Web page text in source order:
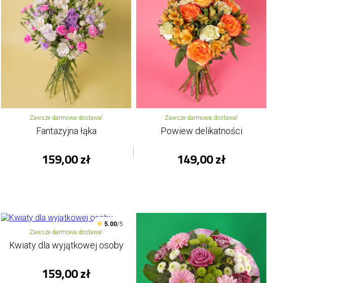
Zawsze darmowa dostawa!
Fantazyjna łąka
159,00 zł
Zawsze darmowa dostawa!
Powiew delikatności
149,00 zł
5.00/5
Zawsze darmowa dostawa!
Kwiaty dla wyjątkowej osoby
159,00 zł